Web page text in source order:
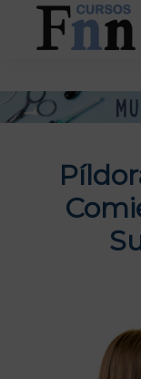
Saltar
contenido
en
cursos